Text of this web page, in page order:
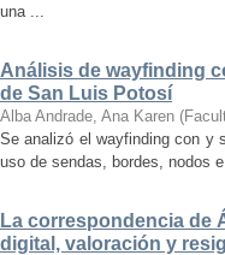
una ...
Análisis de wayfinding
de San Luis Potosí
Alba Andrade, Ana Karen (
Se analizó el wayfinding con y
uso de sendas, bordes, nodos
La correspondencia de
digital, valoración y